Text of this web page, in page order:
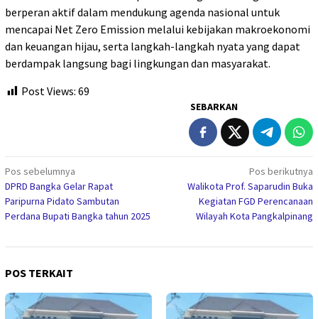
berperan aktif dalam mendukung agenda nasional untuk
mencapai Net Zero Emission melalui kebijakan makroekonomi
dan keuangan hijau, serta langkah-langkah nyata yang dapat
berdampak langsung bagi lingkungan dan masyarakat.
Post Views: 69
SEBARKAN
Navigasi
pos
Pos sebelumnya
DPRD Bangka Gelar Rapat
Paripurna Pidato Sambutan
Perdana Bupati Bangka tahun 2025
Pos berikutnya
Walikota Prof. Saparudin Buka
Kegiatan FGD Perencanaan
Wilayah Kota Pangkalpinang
POS TERKAIT